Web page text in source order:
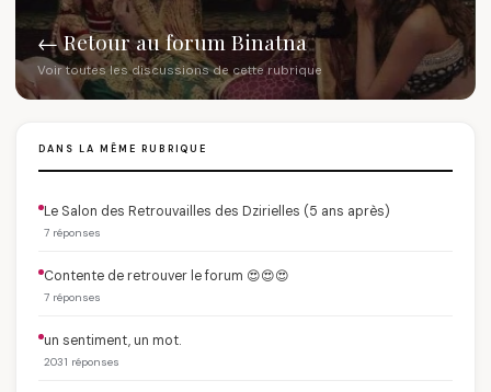
← Retour au forum Binatna
Voir toutes les discussions de cette rubrique
DANS LA MÊME RUBRIQUE
Le Salon des Retrouvailles des Dzirielles (5 ans après)
7 réponses
Contente de retrouver le forum 😍😍😍
7 réponses
un sentiment, un mot.
2031 réponses